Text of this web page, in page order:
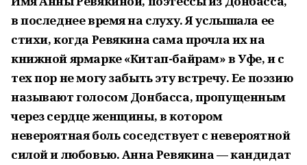
в последнее время на слуху. Я услышала ее
стихи, когда Ревякина сама прочла их на
книжной ярмарке «Китап-байрам» в Уфе, и с
тех пор не могу забыть эту встречу. Ее поэзию
называют голосом Донбасса, пропущенным
через сердце женщины, в котором
невероятная боль соседствует с невероятной
силой и любовью. Анна Ревякина — кандидат